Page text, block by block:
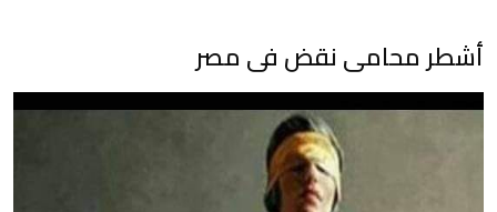
أشطر محامى نقض فى مصر